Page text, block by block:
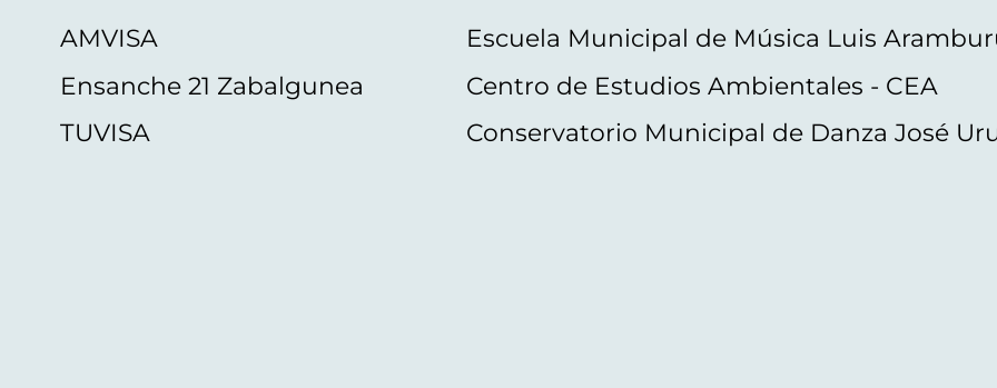
AMVISA
Ensanche 21 Zabalgunea
TUVISA
Escuela Municipal de Música Luis
Centro de Estudios Ambientales - CEA
Conservatorio Municipal de Danza José